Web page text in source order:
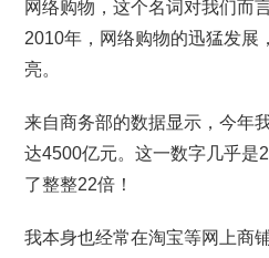
网络购物，这个名词对我们而
2010年，网络购物的迅猛发展
亮。
来自商务部的数据显示，今年
达4500亿元。这一数字几乎是
了整整22倍！
我本身也经常在淘宝等网上商